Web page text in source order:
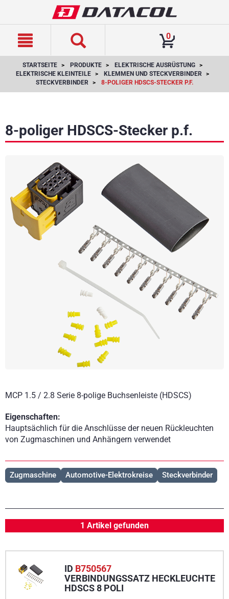
0
STARTSEITE PRODUKTE
ELEKTRISCHE AUSRÜSTUNG
ELEKTRISCHE KLEINTEILE
KLEMMEN UND STECKVERBINDER
STECKVERBINDER
8-POLIGER HDSCS-STECKER P.F.
8-poliger HDSCS-Stecker p.f.
MCP 1.5 / 2.8 Serie 8-polige Buchsenleiste (HDSCS)
Eigenschaften:
Hauptsächlich für die Anschlüsse der neuen Rückleuchten
von Zugmaschinen und Anhängern verwendet
Zugmaschine Automotive-Elektrokreise Steckverbinder
1 Artikel gefunden
ID B750567
VERBINDUNGSSATZ HECKLEUCHTE
HDSCS 8 POLI